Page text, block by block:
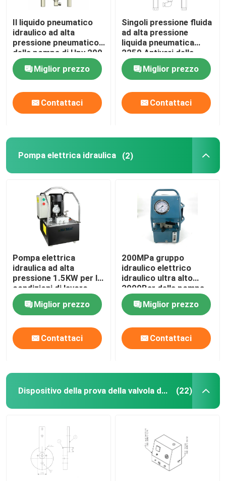
2 componenti del motore diesel del colpo
4 componenti del motore diesel del colpo
Il liquido pneumatico
idraulico ad alta
pressione pneumatico
della pompa di Hpv 200
pompa 1974 Antivari
Miglior prezzo
Contattaci
Singoli pressione fluida
ad alta pressione
liquida pneumatica
2250 Antivari della
pompa di Hpv 150
Miglior prezzo
Contattaci
Pompa elettrica idraulica (2)
Pompa elettrica
idraulica ad alta
pressione 1.5KW per le
condizioni di lavoro
idrauliche
Miglior prezzo
Contattaci
200MPa gruppo
idraulico elettrico
idraulico ultra alto
2000Bar della pompa
DC220V
Miglior prezzo
Contattaci
Dispositivo della prova della valvola del combustibile (22)